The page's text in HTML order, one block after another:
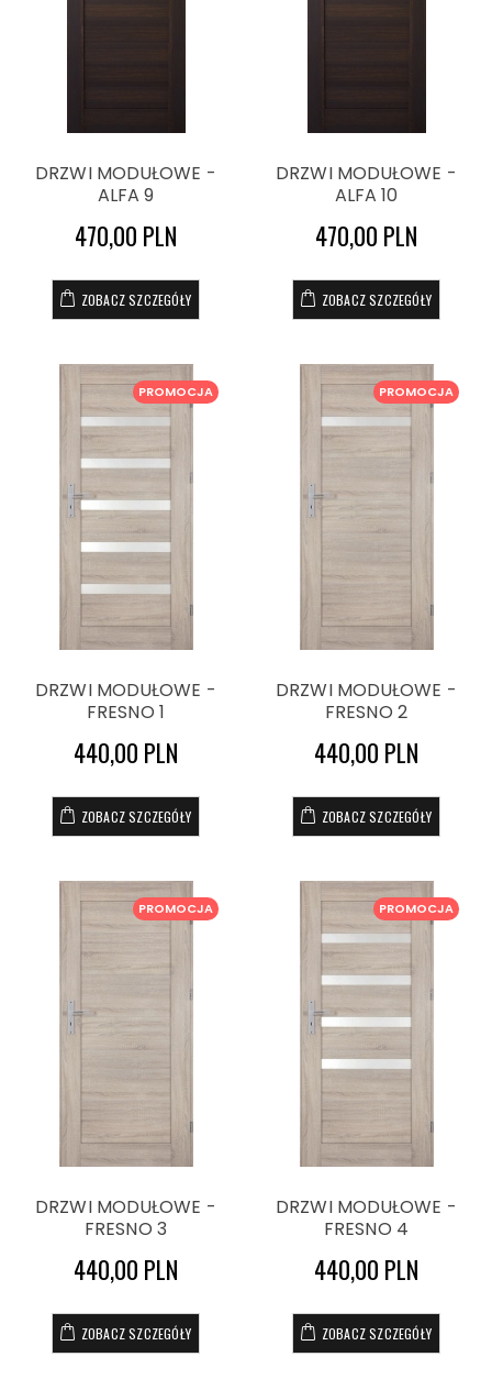
DRZWI MODUŁOWE -
ALFA 9
470,00 PLN
ZOBACZ SZCZEGÓŁY
DRZWI MODUŁOWE -
ALFA 10
470,00 PLN
ZOBACZ SZCZEGÓŁY
PROMOCJA
DRZWI MODUŁOWE -
FRESNO 1
440,00 PLN
ZOBACZ SZCZEGÓŁY
PROMOCJA
DRZWI MODUŁOWE -
FRESNO 2
440,00 PLN
ZOBACZ SZCZEGÓŁY
PROMOCJA
DRZWI MODUŁOWE -
FRESNO 3
440,00 PLN
ZOBACZ SZCZEGÓŁY
PROMOCJA
DRZWI MODUŁOWE -
FRESNO 4
440,00 PLN
ZOBACZ SZCZEGÓŁY